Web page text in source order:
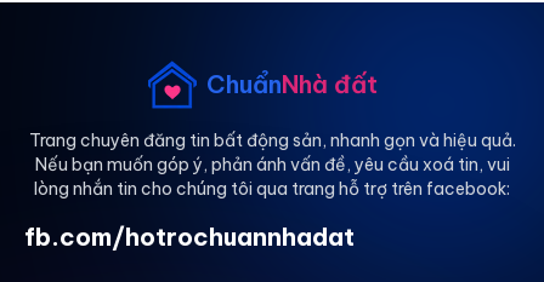
ChuẩnNhà đất
Trang chuyên đăng tin bất động sản, nhanh gọn và hiệu quả.
Nếu bạn muốn góp ý, phản ánh vấn đề, yêu cầu xoá tin, vui
lòng nhắn tin cho chúng tôi qua trang hỗ trợ trên facebook:
fb.com/hotrochuannhadat